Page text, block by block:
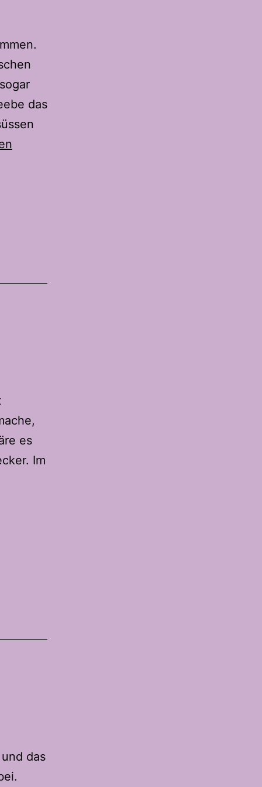
das
es
Im
das